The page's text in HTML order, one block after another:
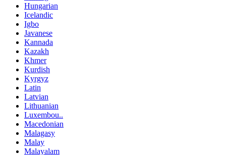
Hungarian
Icelandic
Igbo
Javanese
Kannada
Kazakh
Khmer
Kurdish
Kyrgyz
Latin
Latvian
Lithuanian
Luxembou..
Macedonian
Malagasy
Malay
Malayalam